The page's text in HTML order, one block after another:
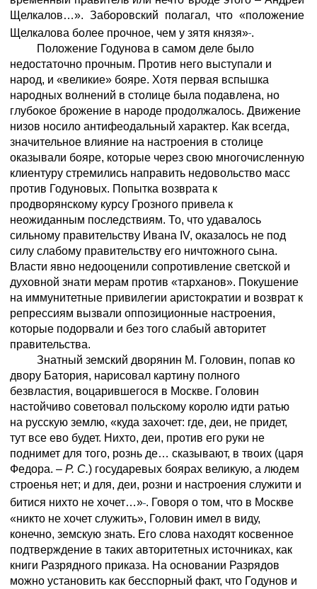
Щелкалов…». Заборовский полагал, что «положение
Щелкалова более прочное, чем у зятя князя» .
Положение Годунова в самом деле было
недостаточно прочным. Против него выступали и
народ, и «великие» бояре. Хотя первая вспышка
народных волнений в столице была подавлена, но
глубокое брожение в народе продолжалось. Движение
низов носило антифеодальный характер. Как всегда,
значительное влияние на настроения в столице
оказывали бояре, которые через свою многочисленную
клиентуру стремились направить недовольство масс
против Годуновых. Попытка возврата к
продворянскому курсу Грозного привела к
неожиданным последствиям. То, что удавалось
сильному правительству Ивана IV, оказалось не под
силу слабому правительству его ничтожного сына.
Власти явно недооценили сопротивление светской и
духовной знати мерам против «тарханов». Покушение
на иммунитетные привилегии аристократии и возврат к
репрессиям вызвали оппозиционные настроения,
которые подорвали и без того слабый авторитет
правительства.
Знатный земский дворянин М. Головин, попав ко
двору Батория, нарисовал картину полного
безвластия, воцарившегося в Москве. Головин
настойчиво советовал польскому королю идти ратью
на русскую землю, «куда захочет: где, деи, не придет,
тут все ево будет. Нихто, деи, против его руки не
поднимет для того, рознь де… сказывают, в твоих (царя
Федора. – Р. С.) государевых боярах великую, а людем
строенья нет; и для, деи, розни и настроения служити и
битися нихто не хочет…» . Говоря о том, что в Москве
«никто не хочет служить», Головин имел в виду,
конечно, земскую знать. Его слова находят косвенное
подтверждение в таких авторитетных источниках, как
книги Разрядного приказа. На основании Разрядов
можно установить как бесспорный факт, что Годунов и